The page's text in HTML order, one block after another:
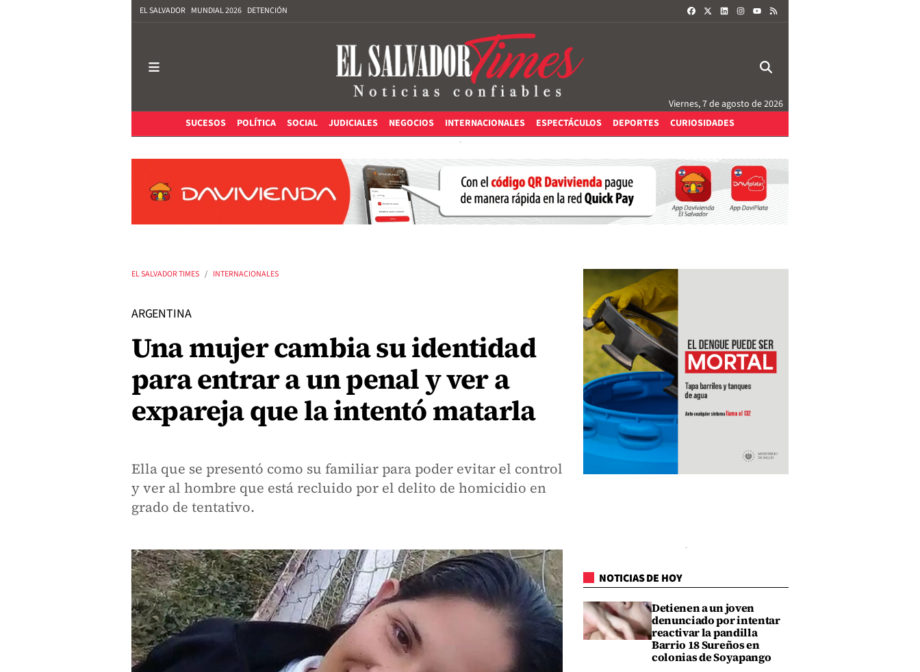
EL SALVADOR MUNDIAL 2026 DETENCIÓN FACEBOOKLINKEDININSTAGRAM
Viernes, 7 de agosto de 2026
SUCESOS
POLÍTICA SOCIAL JUDICIALES NEGOCIOS INTERNACIONALES ESPECTÁCULOS DEPORTES CURIOSIDADES
EL SALVADOR TIMES INTERNACIONALES
ARGENTINA
Una mujer cambia su identidad
para entrar a un penal y ver a
expareja que la intentó matarla
Ella que se presentó como su familiar para poder evitar el control
y ver al hombre que está recluido por el delito de homicidio en
grado de tentativo.
NOTICIAS DE HOY
Detienen a un joven
denunciado por intentar
reactivar la pandilla
Barrio 18 Sureños en
colonias de Soyapango